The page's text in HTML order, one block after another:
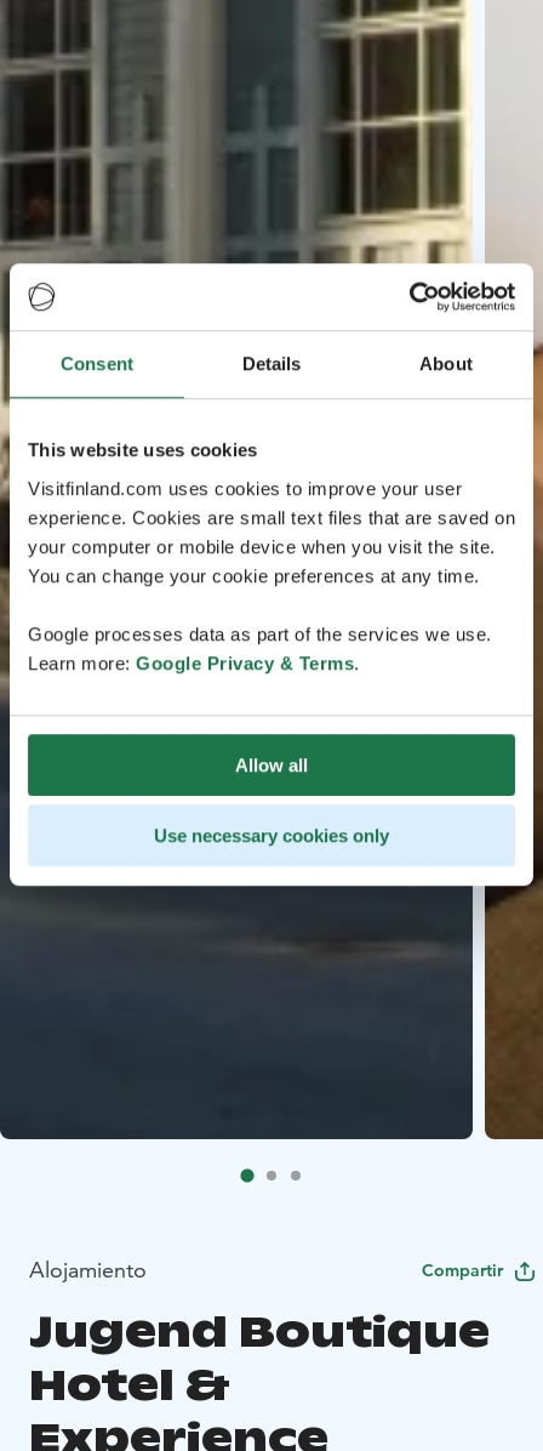
Consent Details About
This website uses cookies
Visitfinland.com uses cookies to improve your user
experience. Cookies are small text files that are saved on
your computer or mobile device when you visit the site.
You can change your cookie preferences at any time.
Google processes data as part of the services we use.
Learn more: Google Privacy & Terms.
Allow all
Use necessary cookies only
Alojamiento Compartir
Jugend Boutique
Hotel &
Experience